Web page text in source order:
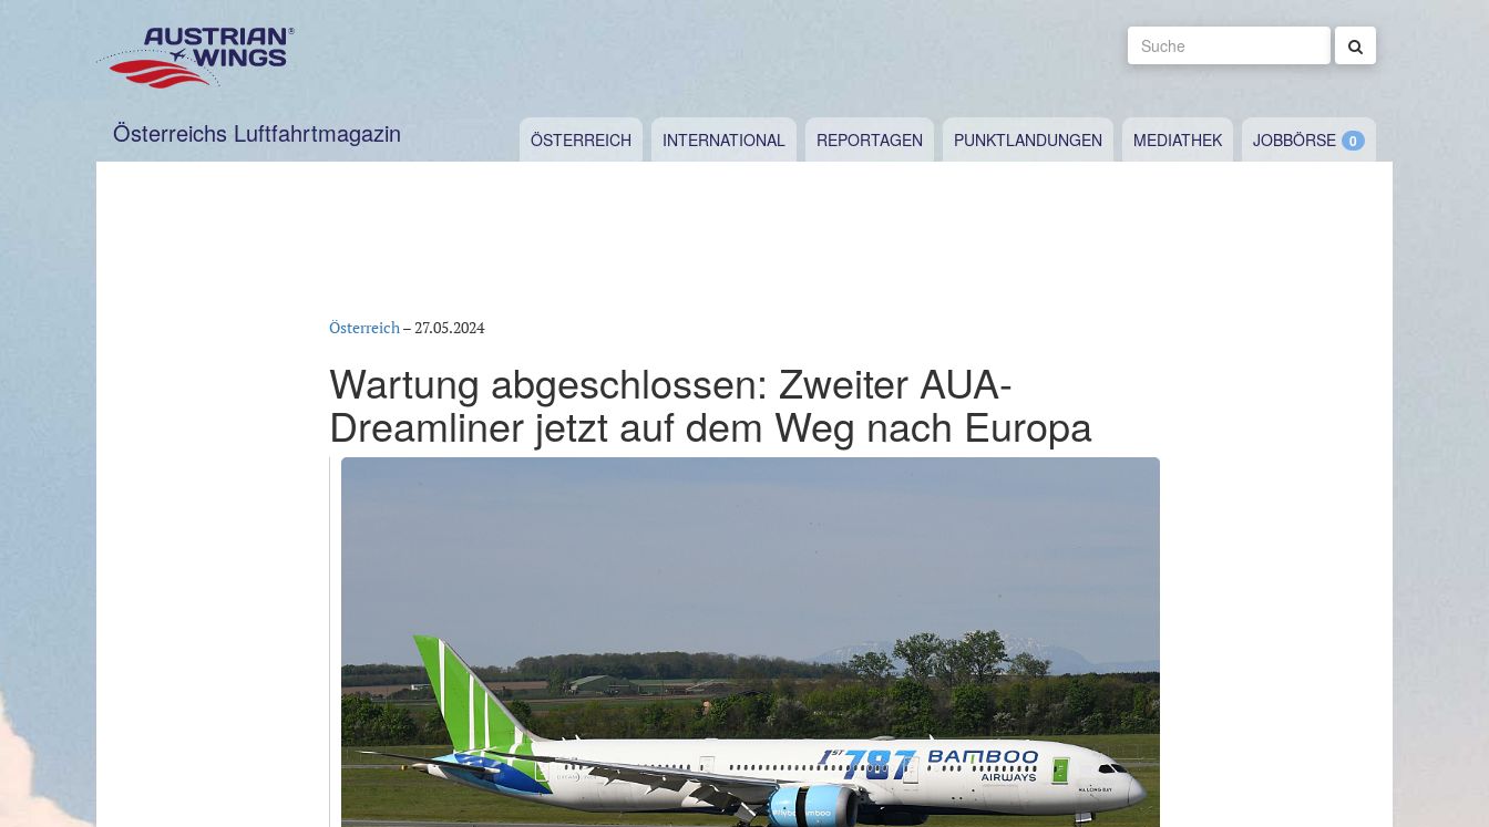
Suche
Österreichs Luftfahrtmagazin ÖSTERREICH INTERNATIONAL REPORTAGEN PUNKTLANDUNGEN MEDIATHEK JOBBÖRSE
Österreich–27.05.2024
Wartung abgeschlossen: Zweiter AUA-
Dreamliner jetzt auf dem Weg nach Europa